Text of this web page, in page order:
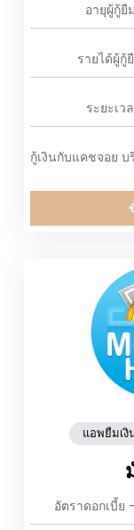
อายุผู้กู้
รายได้ผู้กู้
ระยะเ
กู้เงินกับแคชจอย
แอพยืมเงิ
อัตราดอกเบี้ย